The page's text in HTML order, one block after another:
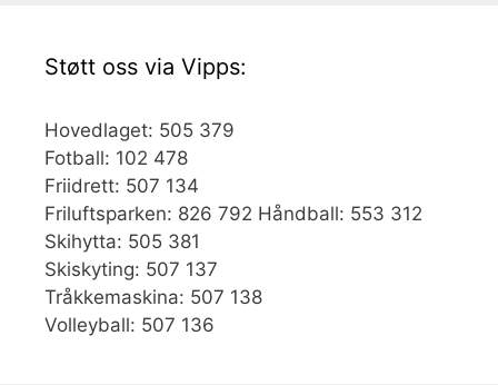
Støtt oss via Vipps:
Hovedlaget: 505 379
Fotball: 102 478
Friidrett: 507 134
Friluftsparken: 826 792 Håndball: 553 312
Skihytta: 505 381
Skiskyting: 507 137
Tråkkemaskina: 507 138
Volleyball: 507 136